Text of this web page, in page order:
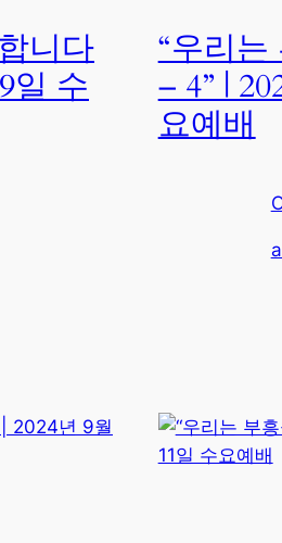
니다
일 수
“우리
– 4” |
요예배